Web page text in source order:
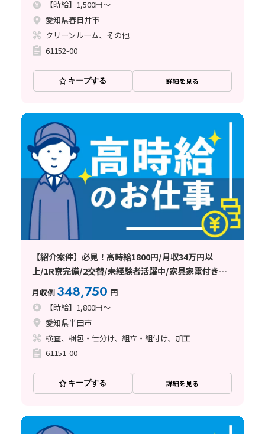
【時給】1,500円～
愛知県春日井市
クリーンルーム、その他
61152-00
キープする 詳細を見る
【紹介案件】必見！高時給1800円/月収34万円以
上/1R寮完備/2交替/未経験者活躍中/家具家電付きの
1R寮完備/全国からの応募歓迎♪
月収例 348,750 円
【時給】1,800円～
愛知県半田市
検査、梱包・仕分け、組立・組付け、加工
61151-00
キープする 詳細を見る